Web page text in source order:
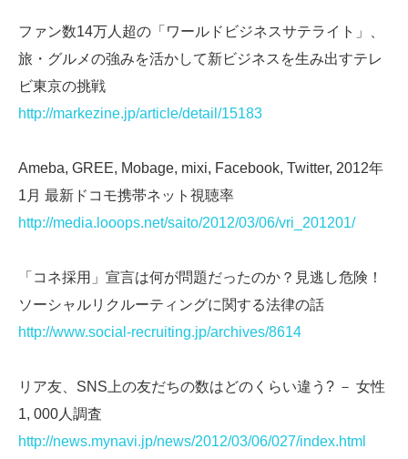
ファン数14万人超の「ワールドビジネスサテライト」、
旅・グルメの強みを活かして新ビジネスを生み出すテレ
ビ東京の挑戦
http://markezine.jp/article/detail/15183
Ameba, GREE, Mobage, mixi, Facebook, Twitter, 2012年
1月 最新ドコモ携帯ネット視聴率
http://media.looops.net/saito/2012/03/06/vri_201201/
「コネ採用」宣言は何が問題だったのか？見逃し危険！
ソーシャルリクルーティングに関する法律の話
http://www.social-recruiting.jp/archives/8614
リア友、SNS上の友だちの数はどのくらい違う? － 女性
1, 000人調査
http://news.mynavi.jp/news/2012/03/06/027/index.html